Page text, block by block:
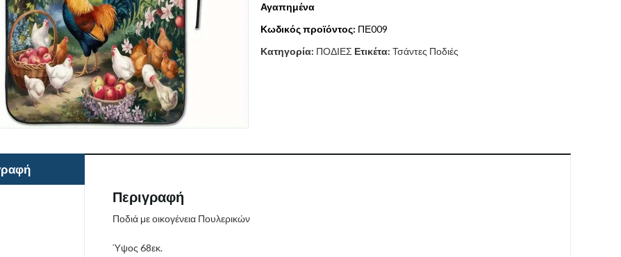
Αγαπημένα
Κωδικός προϊόντος: ΠΕ009
Κατηγορία: ΠΟΔΙΕΣ Ετικέτα:Τσάντες Ποδιές
Περιγραφή
Ποδιά με οικογένεια Πουλερικών
Ύψος 68εκ.